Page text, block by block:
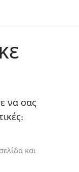
να σας
και